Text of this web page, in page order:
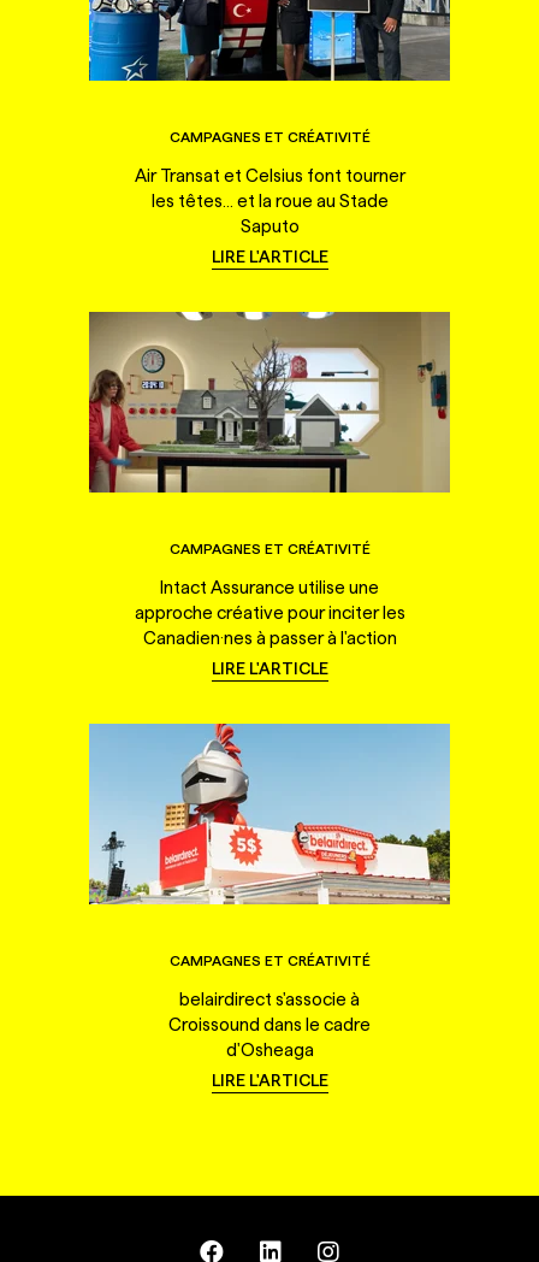
CAMPAGNES ET CRÉATIVITÉ
Air Transat et Celsius font tourner
les têtes... et la roue au Stade
Saputo
LIRE L'ARTICLE
CAMPAGNES ET CRÉATIVITÉ
Intact Assurance utilise une
approche créative pour inciter les
Canadien·nes à passer à l'action
LIRE L'ARTICLE
CAMPAGNES ET CRÉATIVITÉ
belairdirect s'associe à
Croissound dans le cadre
d'Osheaga
LIRE L'ARTICLE